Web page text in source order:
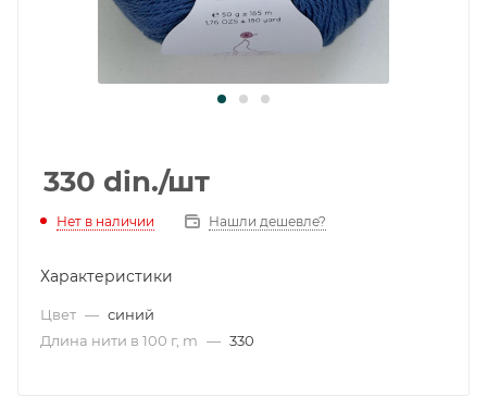
330 din./шт
Нет в наличии Нашли дешевле?
Характеристики
Цвет — синий
Длина нити в 100 г, m — 330